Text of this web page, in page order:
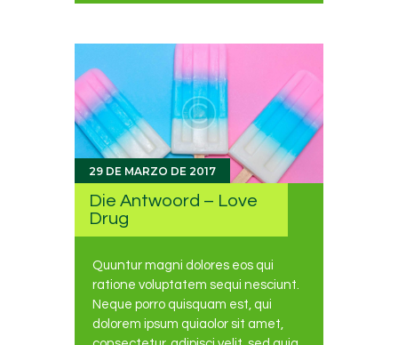
29 DE MARZO DE 2017
Die Antwoord – Love
Drug
Quuntur magni dolores eos qui
ratione voluptatem sequi nesciunt.
Neque porro quisquam est, qui
dolorem ipsum quiaolor sit amet,